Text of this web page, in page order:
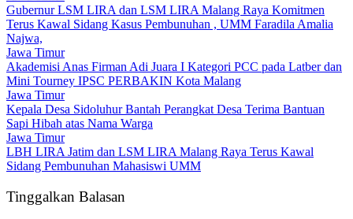
Gubernur LSM LIRA dan LSM LIRA Malang Raya Komitmen
Terus Kawal Sidang Kasus Pembunuhan , UMM Faradila Amalia
Najwa,
Jawa Timur
Akademisi Anas Firman Adi Juara I Kategori PCC pada Latber dan
Mini Tourney IPSC PERBAKIN Kota Malang
Jawa Timur
Kepala Desa Sidoluhur Bantah Perangkat Desa Terima Bantuan
Sapi Hibah atas Nama Warga
Jawa Timur
LBH LIRA Jatim dan LSM LIRA Malang Raya Terus Kawal
Sidang Pembunuhan Mahasiswi UMM
Tinggalkan Balasan